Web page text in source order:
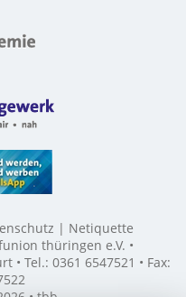
Netiquette
thüringen e.V. •
• Tel.: 0361 6547521 • Fax: